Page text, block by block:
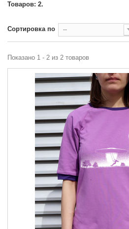
Товаров: 2.
Сортировка по --
Показано 1 - 2 из 2 товаров